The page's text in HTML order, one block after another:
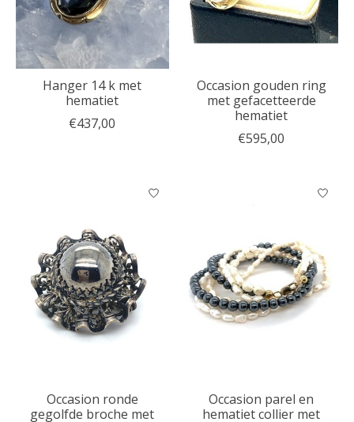
Hanger 14 k met
hematiet
€437,00
Occasion gouden ring
met gefacetteerde
hematiet
€595,00
Occasion ronde
gegolfde broche met
Occasion parel en
hematiet collier met